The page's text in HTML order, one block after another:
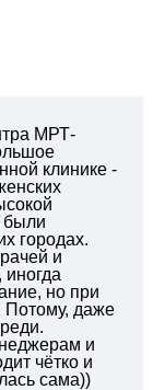
МРТ-
клинике -
были
городах.
и
но при
Потому, даже
и
чётко и
сама))